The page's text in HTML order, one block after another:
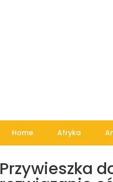
Home Afryka
Przywieszka